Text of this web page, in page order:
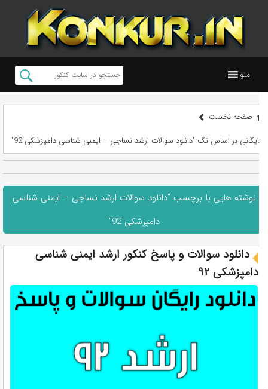
منو
صفحه نخست
بایگانی بر اساس تگ "دانلود سوالات ارشد نساجی – ایمنی شناسی دامپزشکی 92"
نوشته هایی با برچسب "دانلود سوالات ارشد نساجی – ایمنی شناسی
دامپزشکی 92"
دانلود سوالات و پاسخ کنکور ارشد ایمنی شناسی
دامپزشکی ۹۲